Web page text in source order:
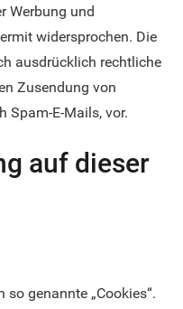
Werbung und
widersprochen. Die
ausdrücklich rechtliche
Zusendung von
Spam-E-Mails, vor.
auf dieser
so genannte „Cookies“.